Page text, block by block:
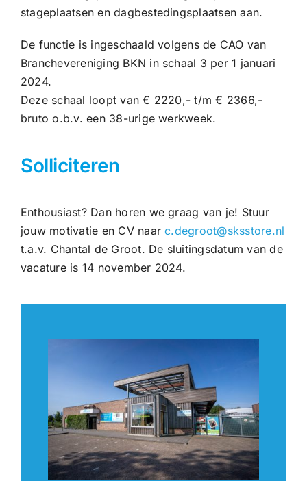
stageplaatsen en dagbestedingsplaatsen aan.
De functie is ingeschaald volgens de CAO van
Branchevereniging BKN in schaal 3 per 1 januari
2024.
Deze schaal loopt van € 2220,- t/m € 2366,-
bruto o.b.v. een 38-urige werkweek.
Solliciteren
Enthousiast? Dan horen we graag van je! Stuur
jouw motivatie en CV naarc.degroot@sksstore.nl
t.a.v. Chantal de Groot. De sluitingsdatum van de
vacature is 14 november 2024.